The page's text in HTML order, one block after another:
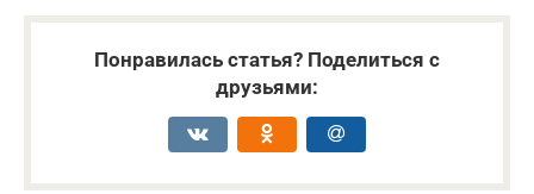
Понравилась статья? Поделиться с
друзьями: